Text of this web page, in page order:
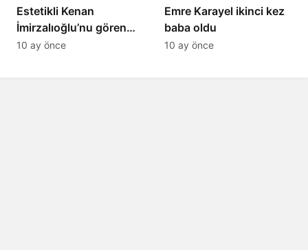
Estetikli Kenan
İmirzalıoğlu’nu gören
tanıyamıyor: Son hali
10 ay önce
Emre Karayel ikinci kez
baba oldu
10 ay önce